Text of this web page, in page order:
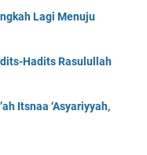
Lagi Menuju
Hadits Rasulullah
Itsnaa ‘Asyariyyah,